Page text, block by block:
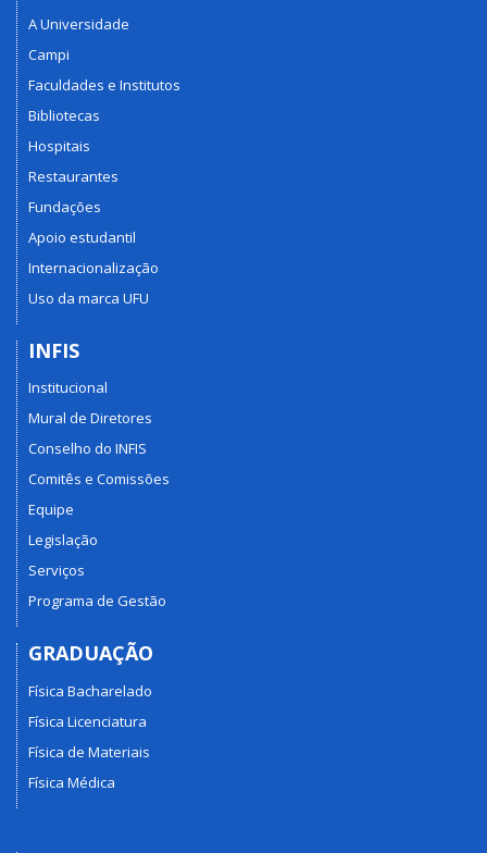
A Universidade
Campi
Faculdades e Institutos
Bibliotecas
Hospitais
Restaurantes
Fundações
Apoio estudantil
Internacionalização
Uso da marca UFU
INFIS
Institucional
Mural de Diretores
Conselho do INFIS
Comitês e Comissões
Equipe
Legislação
Serviços
Programa de Gestão
GRADUAÇÃO
Física Bacharelado
Física Licenciatura
Física de Materiais
Física Médica